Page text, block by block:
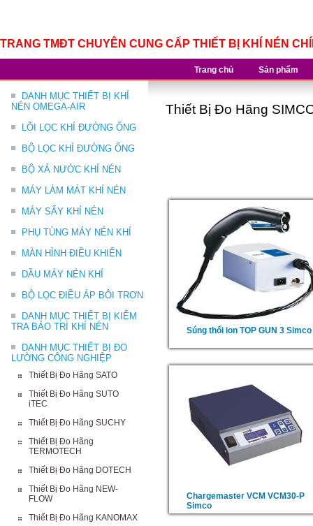
TRANG TMĐT CHUYÊN CUNG CẤP THIẾT BỊ KHÍ NÉN
Trang chủ Sản phẩm
DANH MỤC THIẾT BỊ KHÍ
NÉN OMEGA-AIR
LÕI LỌC KHÍ ĐƯỜNG ỐNG
BỘ LỌC KHÍ ĐƯỜNG ỐNG
BỘ XẢ NƯỚC KHÍ NÉN
MÁY LÀM MÁT KHÍ NÉN
MÁY SẤY KHÍ NÉN
PHỤ TÙNG MÁY NÉN KHÍ
MÀN HÌNH ĐIỀU KHIỂN
DẦU MÁY NÉN KHÍ
BỘ LỌC ĐIỀU ÁP BÔI TRƠN
DANH MỤC THIẾT BỊ KIỂM
TRA BẢO TRÌ KHÍ NÉN
DANH MỤC THIẾT BỊ ĐO
LƯỜNG CÔNG NGHIỆP
Thiết Bị Đo Hãng SATO
Thiết Bị Đo Hãng SUTO
iTEC
Thiết Bị Đo Hãng SUCHY
Thiết Bị Đo Hãng
TERMOTECH
Thiết Bị Đo Hãng DOTECH
Thiết Bị Đo Hãng NEW-
FLOW
Thiết Bị Đo Hãng KANOMAX
Thiết Bị Đo Hãng
Súng thổi ion TOP GUN 3 Simco
Chargemaster VCM VCM30-P
Simco